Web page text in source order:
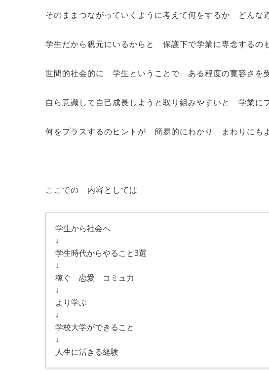
そのままつながっていくように考えて何をするか どんな
学生だから親元にいるからと 保護下で学業に専念するの
世間的社会的に 学生ということで ある程度の寛容さを
自ら意識して自己成長しようと取り組みやすいと 学業に
何をプラスするのヒントが 簡易的にわかり まわりにも
ここでの 内容としては
学生から社会へ
↓
学生時代からやること3選
↓
稼ぐ 恋愛 コミュ力
↓
より学ぶ
↓
学校大学ができること
↓
人生に活きる経験